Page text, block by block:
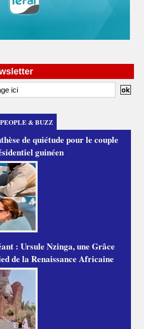
PEOPLE & BUZZ
de quiétude pour le couple
guinéen
: Ursule Nzinga, une Grâce
de la Renaissance Africaine